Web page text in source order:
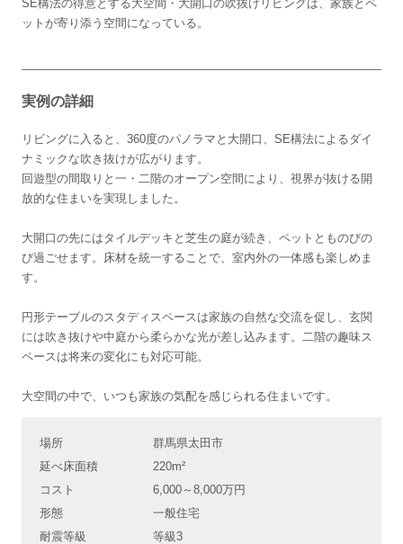
SE構法の得意とする大空間・大開口の吹抜けリビングは、家族とペ
ットが寄り添う空間になっている。
実例の詳細
リビングに入ると、360度のパノラマと大開口、SE構法によるダイ
ナミックな吹き抜けが広がります。
回遊型の間取りと一・二階のオープン空間により、視界が抜ける開
放的な住まいを実現しました。
大開口の先にはタイルデッキと芝生の庭が続き、ペットとものびの
び過ごせます。床材を統一することで、室内外の一体感も楽しめま
す。
円形テーブルのスタディスペースは家族の自然な交流を促し、玄関
には吹き抜けや中庭から柔らかな光が差し込みます。二階の趣味ス
ペースは将来の変化にも対応可能。
大空間の中で、いつも家族の気配を感じられる住まいです。
場所
群馬県太田市
延べ床面積
220m²
コスト
6,000～8,000万円
形態
一般住宅
耐震等級
等級3